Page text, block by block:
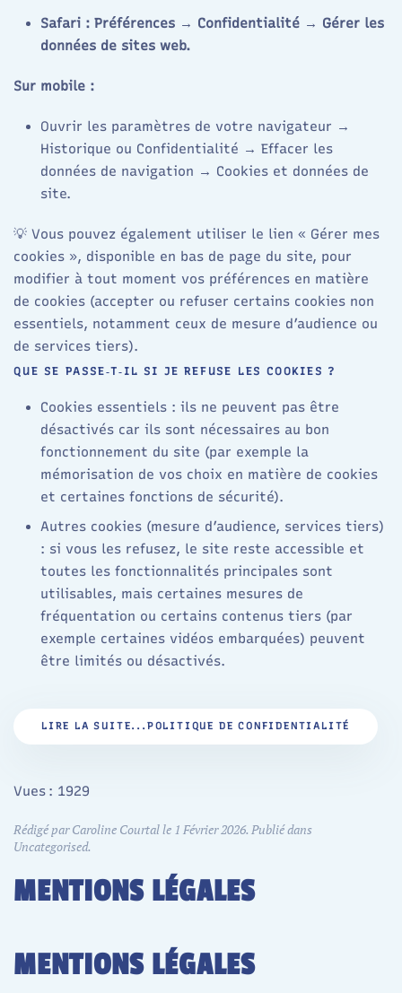
Safari : Préférences → Confidentialité → Gérer les
données de sites web.
Sur mobile :
Ouvrir les paramètres de votre navigateur →
Historique ou Confidentialité → Effacer les
données de navigation → Cookies et données de
site.
💡 Vous pouvez également utiliser le lien « Gérer mes
cookies », disponible en bas de page du site, pour
modifier à tout moment vos préférences en matière
de cookies (accepter ou refuser certains cookies non
essentiels, notamment ceux de mesure d’audience ou
de services tiers).
QUE SE PASSE‑T‑IL SI JE REFUSE LES COOKIES ?
Cookies essentiels : ils ne peuvent pas être
désactivés car ils sont nécessaires au bon
fonctionnement du site (par exemple la
mémorisation de vos choix en matière de cookies
et certaines fonctions de sécurité).
Autres cookies (mesure d’audience, services tiers)
: si vous les refusez, le site reste accessible et
toutes les fonctionnalités principales sont
utilisables, mais certaines mesures de
fréquentation ou certains contenus tiers (par
exemple certaines vidéos embarquées) peuvent
être limités ou désactivés.
LIRE LA SUITE...POLITIQUE DE CONFIDENTIALITÉ
Vues : 1929
Rédigé par Caroline Courtal le 1 Février 2026. Publié dans
Uncategorised.
MENTIONS LÉGALES
MENTIONS LÉGALES